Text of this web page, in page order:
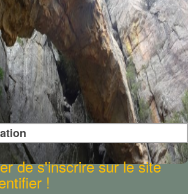
de s'inscrire sur le site
!